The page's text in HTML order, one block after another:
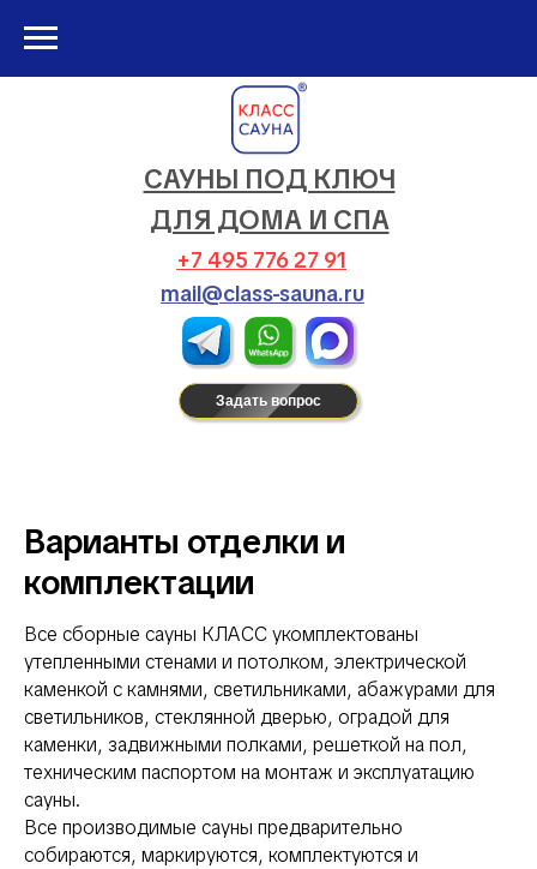
САУНЫ ПОД КЛЮЧ
ДЛЯ ДОМА И СПА
+7 495 776 27 91
mail@class-sauna.ru
Задать вопрос
Варианты отделки и
комплектации
Все сборные сауны КЛАСС укомплектованы
утепленными стенами и потолком, электрической
каменкой с камнями, светильниками, абажурами для
светильников, стеклянной дверью, оградой для
каменки, задвижными полками, решеткой на пол,
техническим паспортом на монтаж и эксплуатацию
сауны.
Все производимые сауны предварительно
собираются, маркируются, комплектуются и